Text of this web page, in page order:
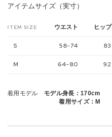
アイテムサイズ（実寸）
ITEM SIZE ウエスト ヒップ
S 58-74 83
M 64-80 92
着用モデル
モデル身長：170cm
着用サイズ：M